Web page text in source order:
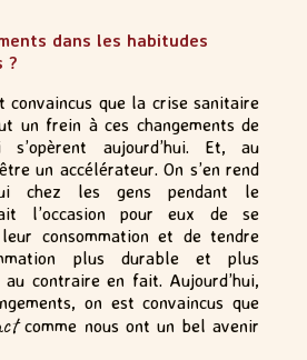
dans les habitudes
?
convaincus que la crise sanitaire
un frein à ces changements de
s’opèrent aujourd’hui. Et, au
un accélérateur. On s’en rend
chez les gens pendant le
l’occasion pour eux de se
consommation et de tendre
plus durable et plus
au contraire en fait. Aujourd’hui,
on est convaincus que
comme nous ont un bel avenir